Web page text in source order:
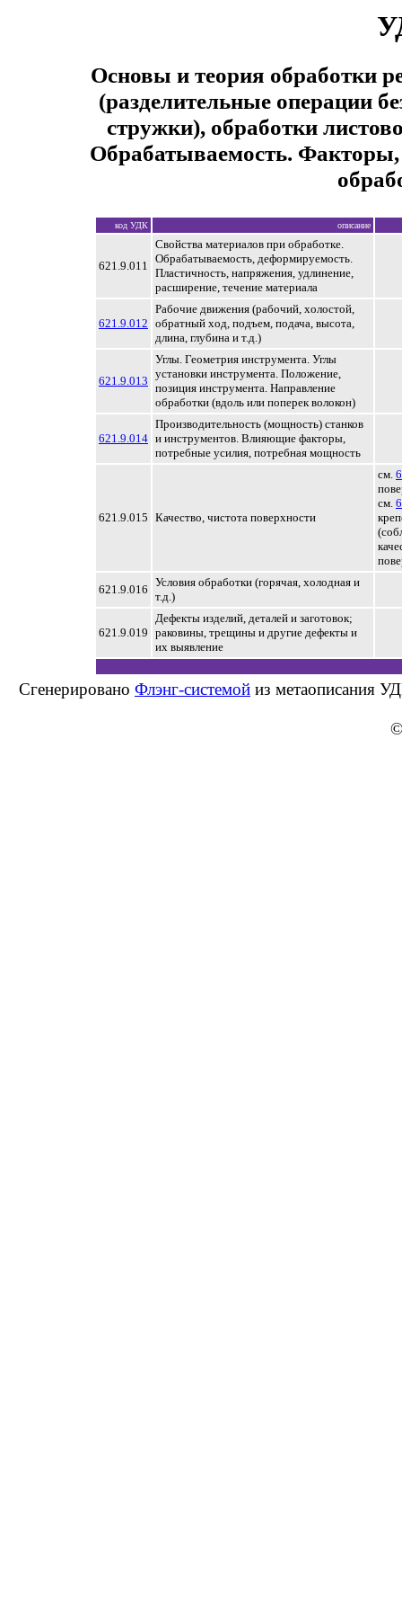
Основы и теория обработки
(разделительные операции
стружки), обработки
Обрабатываемость.
код УДК описание
621.9.011
Свойства материалов при обработке.
Обрабатываемость, деформируемость.
Пластичность, напряжения, удлинение,
расширение, течение материала
621.9.012
Рабочие движения (рабочий, холостой,
обратный ход, подъем, подача, высота,
длина, глубина и т.д.)
621.9.013
Углы. Геометрия инструмента. Углы
установки инструмента. Положение,
позиция инструмента. Направление
обработки (вдоль или поперек волокон)
621.9.014
Производительность (мощность) станков
и инструментов. Влияющие факторы,
потребные усилия, потребная мощность
621.9.015 Качество, чистота поверхности
см.
см.
621.9.016
Условия обработки (горячая, холодная и
т.д.)
621.9.019
Дефекты изделий, деталей и заготовок;
раковины, трещины и другие дефекты и
их выявление
Сгенерировано Флэнг-системой из метаописания